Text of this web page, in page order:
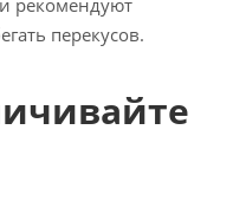
перекусов.